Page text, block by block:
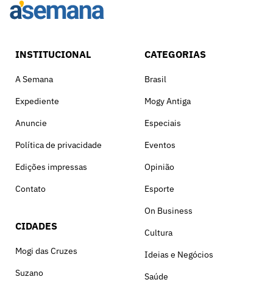
INSTITUCIONAL
A Semana
Expediente
Anuncie
Política de privacidade
Edições impressas
Contato
CIDADES
Mogi das Cruzes
Suzano
CATEGORIAS
Brasil
Mogy Antiga
Especiais
Eventos
Opinião
Esporte
On Business
Cultura
Ideias e Negócios
Saúde